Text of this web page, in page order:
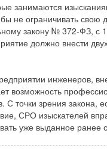
занимаются
не ограничивать свою
закону № 372-ФЗ, с
должно внести
инженеров,
возможность
С точки зрения закона,
СРО изыскателей
уже выданное ранее